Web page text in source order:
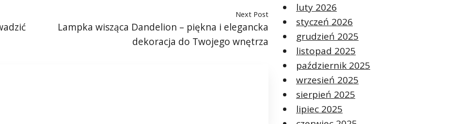
Next Post
Lampka wisząca Dandelion – piękna i elegancka
dekoracja do Twojego wnętrza
luty 2026
styczeń 2026
grudzień 2025
listopad 2025
październik 2025
wrzesień 2025
sierpień 2025
lipiec 2025